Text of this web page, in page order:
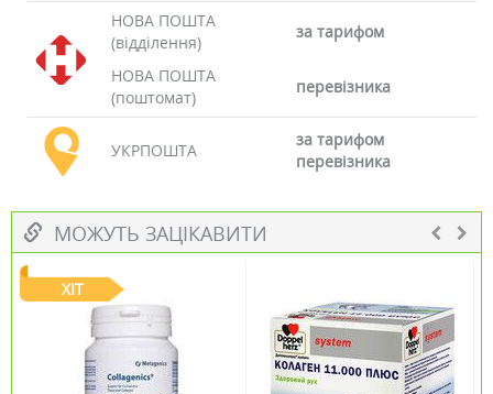
НОВА ПОШТА
(відділення)
за тарифом
НОВА ПОШТА
(поштомат)
перевізника
УКРПОШТА
за тарифом
перевізника
МОЖУТЬ ЗАЦІКАВИТИ
ХІТ